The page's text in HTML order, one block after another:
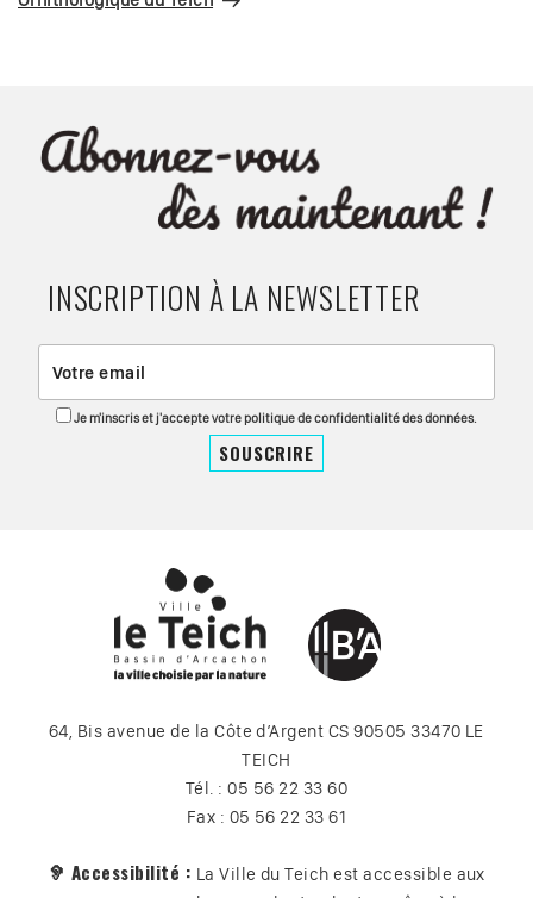
INSCRIPTION À LA NEWSLETTER
Je m'inscris et j'accepte votre politique de confidentialité des données.
64, Bis avenue de la Côte d’Argent CS 90505 33470 LE
TEICH
Tél. : 05 56 22 33 60
Fax : 05 56 22 33 61
🦻 Accessibilité : La Ville du Teich est accessible aux